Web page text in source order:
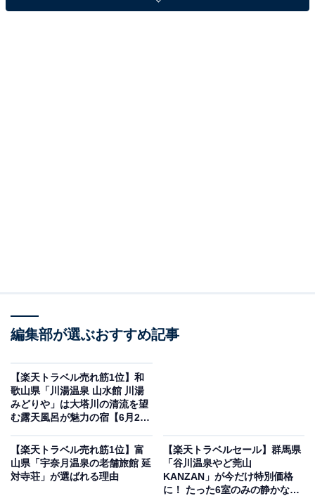
日和山温泉 ホテル金波楼（画像出典：楽天トラベル）
「城崎温泉・豊岡・出石・神鍋の100～51室のホテル・
旅館」で1位を獲得しているのは、「日和山温泉 ホテル
金波楼」です。
編集部が選ぶおすすめ記事
【楽天トラベル売れ筋1位】和
歌山県「川湯温泉 山水館 川湯
みどりや」は大塔川の清流を望
む露天風呂が魅力の宿【6月22
【楽天トラベル売れ筋1位】富
山県「宇奈月温泉の老舗旅館 延
対寺荘」が選ばれる理由
【楽天トラベルセール】群馬県
「谷川温泉やど莞山
KANZAN」が今だけ特別価格
に！ たった6室のみの静かな佇